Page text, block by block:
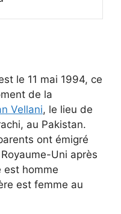
le 11 mai 1994, ce
de la
Vellani, le lieu de
au Pakistan.
ont émigré
Uni après
est homme
est femme au